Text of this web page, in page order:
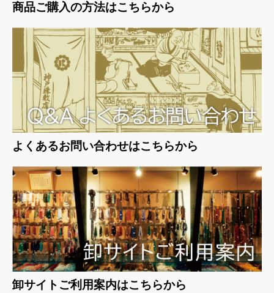
商品ご購入の方法はこちらから
よくあるお問い合わせはこちらから
卸サイトご利用案内はこちらから